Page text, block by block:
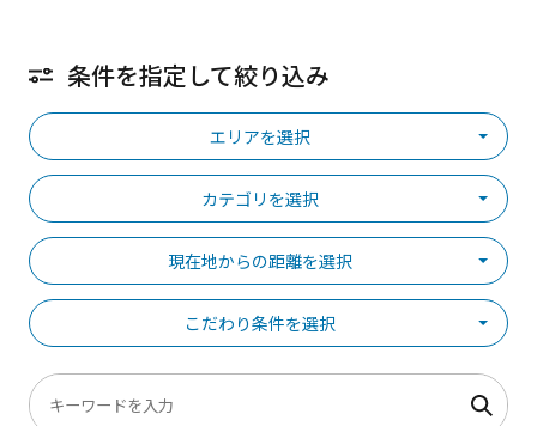
条件を指定して絞り込み
エリアを選択
カテゴリを選択
現在地からの距離を選択
こだわり条件を選択